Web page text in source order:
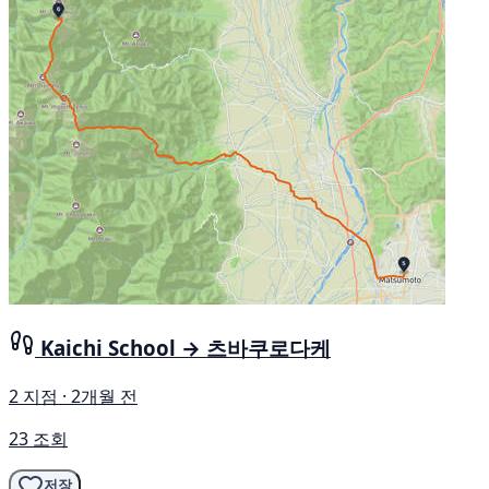
Kaichi School → 츠바쿠로다케
2 지점 · 2개월 전
23 조회
저장